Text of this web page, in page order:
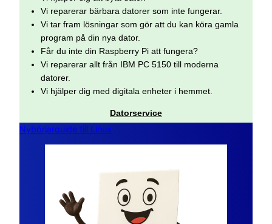
Vi reparerar bärbara datorer som inte fungerar.
Vi tar fram lösningar som gör att du kan köra gamla
program på din nya dator.
Får du inte din Raspberry Pi att fungera?
Vi reparerar allt från IBM PC 5150 till moderna
datorer.
Vi hjälper dig med digitala enheter i hemmet.
Datorservice
Nybörjarguide till Linux